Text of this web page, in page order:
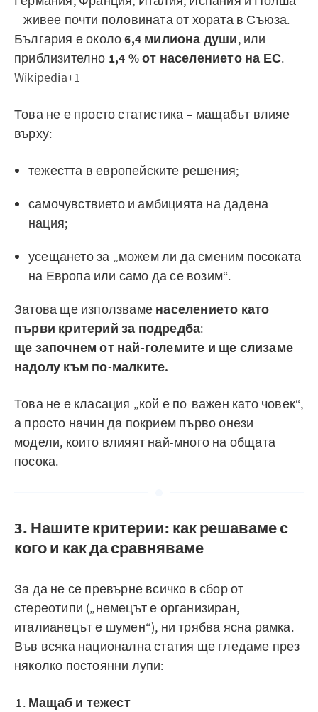
– живее почти половината от хората в Съюза.
България е около6,4 милиона души, или
приблизително 1,4 % от населението на ЕС.
Wikipedia+1
Това не е просто статистика – мащабът влияе
върху:
тежестта в европейските решения;
самочувствието и амбицията на дадена
нация;
усещането за „можем ли да сменим посоката
на Европа или само да се возим“.
Затова ще използваме населението като
първи критерий за подредба:
ще започнем от най-големите и ще слизаме
надолу към по-малките.
Това не е класация „кой е по-важен като човек“,
а просто начин да покрием първо онези
модели, които влияят най-много на общата
посока.
3. Нашите критерии: как решаваме с
кого и как да сравняваме
За да не се превърне всичко в сбор от
стереотипи („немецът е организиран,
италианецът е шумен“), ни трябва ясна рамка.
Във всяка национална статия ще гледаме през
няколко постоянни лупи:
Мащаб и тежест